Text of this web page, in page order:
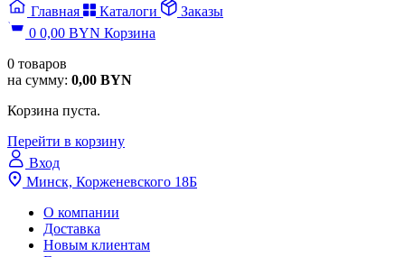
Главная Каталоги
Заказы
0 0,00 BYN Корзина
0 товаров
на сумму: 0,00 BYN
Корзина пуста.
Перейти в корзину
Вход
Минск, Корженевского 18Б
О компании
Доставка
Новым клиентам